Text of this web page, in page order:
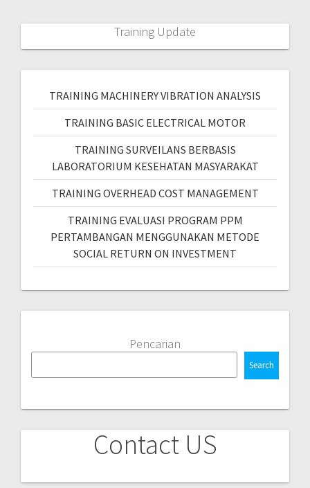
Training Update
TRAINING MACHINERY VIBRATION ANALYSIS
TRAINING BASIC ELECTRICAL MOTOR
TRAINING SURVEILANS BERBASIS
LABORATORIUM KESEHATAN MASYARAKAT
TRAINING OVERHEAD COST MANAGEMENT
TRAINING EVALUASI PROGRAM PPM
PERTAMBANGAN MENGGUNAKAN METODE
SOCIAL RETURN ON INVESTMENT
Pencarian
Search
Contact US